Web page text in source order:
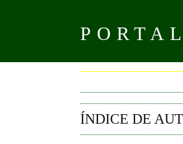
ÍNDICE DE